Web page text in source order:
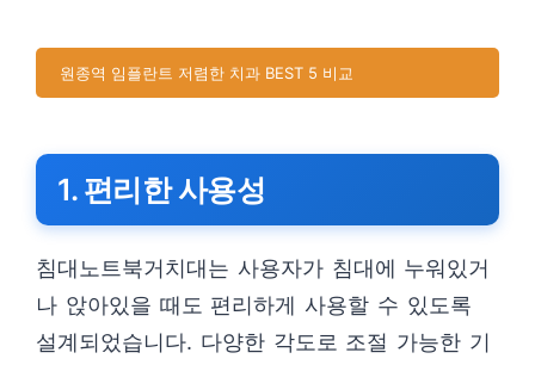
원종역 임플란트 저렴한 치과 BEST 5 비교
1. 편리한 사용성
침대노트북거치대는 사용자가 침대에 누워있거
나 앉아있을 때도 편리하게 사용할 수 있도록
설계되었습니다. 다양한 각도로 조절 가능한 기